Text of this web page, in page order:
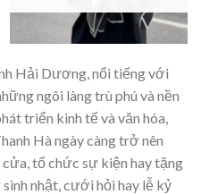
Hải Dương, nổi tiếng với
ngôi làng trù phú và nền
triển kinh tế và văn hóa,
Hà ngày càng trở nên
tổ chức sự kiện hay tặng
nhật, cưới hỏi hay lễ kỷ